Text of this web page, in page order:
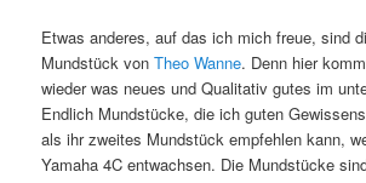
Etwas anderes, auf das ich mich freue, sind
Mundstück vonTheo Wanne. Denn hier
wieder was neues und Qualitativ gutes im
Endlich Mundstücke, die ich guten
als ihr zweites Mundstück empfehlen kann,
Yamaha 4C entwachsen. Die Mundstücke